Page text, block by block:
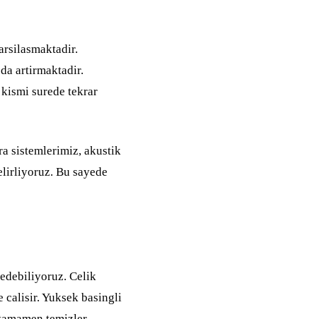
artirmaktadir.
surede tekrar
sistemlerimiz, akustik
Bu sayede
Celik
calisir. Yuksek basingli